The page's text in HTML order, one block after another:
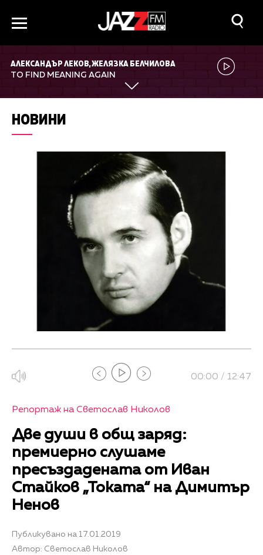
АЛЕКСАНДЪР ЛЕКОВ, ЖЕЛЯЗКА БЕЛЧИЛОВА
TO FIND MEANING AGAIN
НОВИНИ
00:00 / 12:47
Репортаж на Светослав Николов
Две души в общ заряд:
премиерно слушаме
пресъздадената от Иван
Стайков „Токата“ на Димитър
Ненов
Публикувано на 17.01.2019
Автор: Светослав Николов